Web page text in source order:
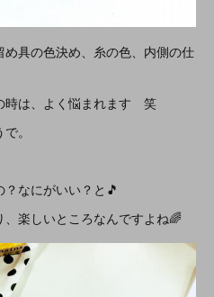
具の色決め、糸の色、内側の仕
時は、よく悩まれます 笑
。
なにがいい？と🎵
楽しいところなんですよね🌈